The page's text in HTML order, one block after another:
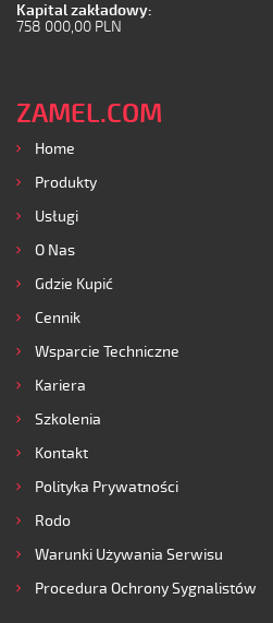
Kapital zakładowy:
758 000,00 PLN
ZAMEL.COM
Home
Produkty
Usługi
O Nas
Gdzie Kupić
Cennik
Wsparcie Techniczne
Kariera
Szkolenia
Kontakt
Polityka Prywatności
Rodo
Warunki Używania Serwisu
Procedura Ochrony Sygnalistów